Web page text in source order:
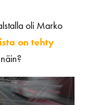
oli Marko
on tehty